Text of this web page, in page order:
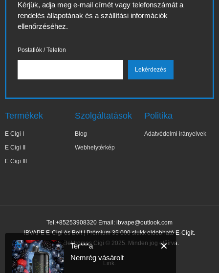
Kérjük, adja meg e-mail címét vagy telefonszámát a
rendelés állapotának és a szállítási információk
ellenőrzéséhez.
Postafiók / Telefon
Termékek
E Cigi I
E Cigi II
E Cigi III
Szolgáltatások
Blog
Webhelytérkép
Politika
Adatvédelmi irányelvek
Tel:+85253908320 Email: ibvape@outlook.com
IBVAPE E-Cigi és Bolt | Prémium 35 000 slukk eldobható E-Cigit.
IBVAPE Elektromos Cigi © 2025. Minden jog előírva.
Link:
✕
Ter***a
Nemrég vásárolt